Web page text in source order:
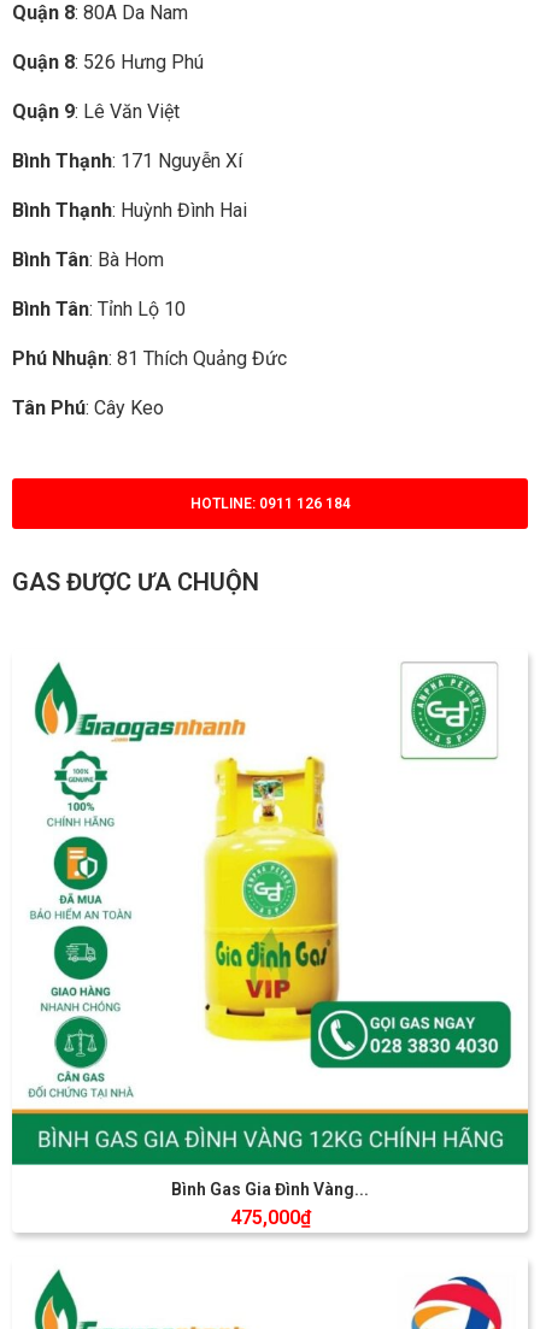
Quận 8: 80A Da Nam
Quận 8: 526 Hưng Phú
Quận 9: Lê Văn Việt
Bình Thạnh: 171 Nguyễn Xí
Bình Thạnh: Huỳnh Đình Hai
Bình Tân: Bà Hom
Bình Tân: Tỉnh Lộ 10
Phú Nhuận: 81 Thích Quảng Đức
Tân Phú: Cây Keo
HOTLINE: 0911 126 184
GAS ĐƯỢC ƯA CHUỘN
Bình Gas Gia Đình Vàng...
475,000₫